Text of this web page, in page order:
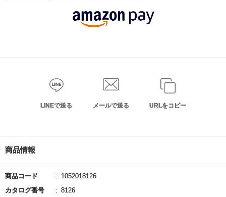
LINEで送る メールで送る URLをコピー
商品情報
商品コード
1052018126
カタログ番号
8126